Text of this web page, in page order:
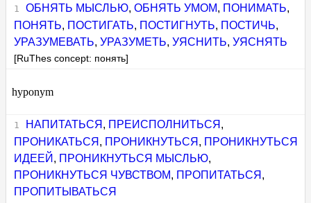
ОБНЯТЬ МЫСЛЬЮ, ОБНЯТЬ УМОМ, ПОНИМАТЬ,
ПОНЯТЬ, ПОСТИГАТЬ, ПОСТИГНУТЬ, ПОСТИЧЬ,
УРАЗУМЕВАТЬ,УРАЗУМЕТЬ,УЯСНИТЬ,УЯСНЯТЬ
[RuThes concept: понять]
hyponym
НАПИТАТЬСЯ , ПРЕИСПОЛНИТЬСЯ ,
ПРОНИКАТЬСЯ , ПРОНИКНУТЬСЯ , ПРОНИКНУТЬСЯ
ИДЕЕЙ , ПРОНИКНУТЬСЯ МЫСЛЬЮ,
ПРОНИКНУТЬСЯ ЧУВСТВОМ, ПРОПИТАТЬСЯ ,
ПРОПИТЫВАТЬСЯ